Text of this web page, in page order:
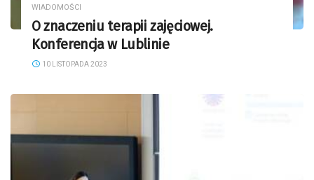
WIADOMOŚCI
O znaczeniu terapii zajęciowej.
Konferencja w Lublinie
10 LISTOPADA 2023